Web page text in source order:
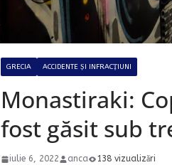
GRECIA ACCIDENTE ȘI INFRACȚIUNI
Monastiraki:
fost găsit sub
iulie 6, 2022 anca 138 vizualizări